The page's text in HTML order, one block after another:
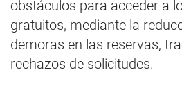
obstáculos para acceder a
gratuitos, mediante la
demoras en las reservas,
rechazos de solicitudes.